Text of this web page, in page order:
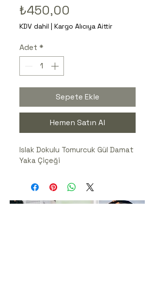
₺450,00
KDV dahil Kargo Alıcıya Aittir
Adet *
Sepete Ekle
Hemen Satın Al
Islak Dokulu Tomurcuk Gül Damat
Yaka Çiçeği